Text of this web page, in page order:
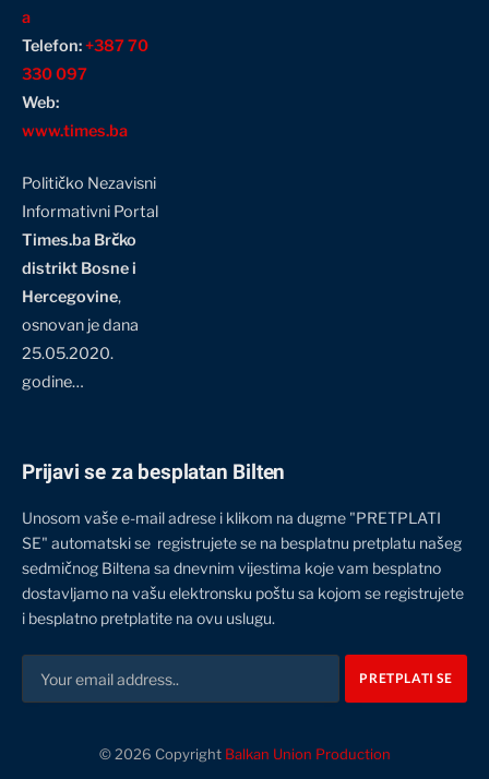
a
Telefon:+387 70
330 097
Web:
www.times.ba
Političko Nezavisni
Informativni Portal
Times.ba Brčko
distrikt Bosne i
Hercegovine,
osnovan je dana
25.05.2020.
godine…
Prijavi se za besplatan Bilten
Unosom vaše e-mail adrese i klikom na dugme "PRETPLATI
SE" automatski se registrujete se na besplatnu pretplatu našeg
sedmičnog Biltena sa dnevnim vijestima koje vam besplatno
dostavljamo na vašu elektronsku poštu sa kojom se registrujete
i besplatno pretplatite na ovu uslugu.
© 2026 Copyright Balkan Union Production